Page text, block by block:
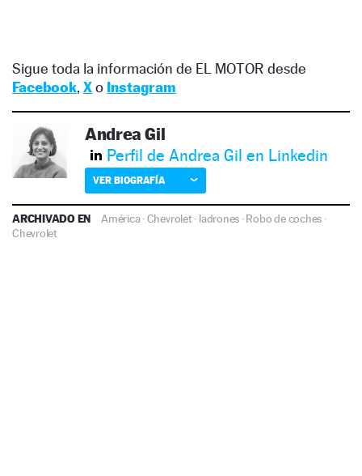
Sigue toda la información de EL MOTOR desde
Facebook, Xo Instagram
Andrea Gil
Perfil de Andrea Gil en Linkedin
VER BIOGRAFÍA
ARCHIVADO EN América·Chevrolet· ladrones ·Robo de coches ·
Chevrolet